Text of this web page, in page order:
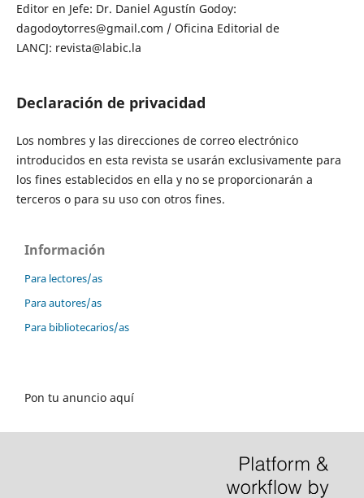
Editor en Jefe: Dr. Daniel Agustín Godoy:
dagodoytorres@gmail.com / Oficina Editorial de
LANCJ: revista@labic.la
Declaración de privacidad
Los nombres y las direcciones de correo electrónico
introducidos en esta revista se usarán exclusivamente para
los fines establecidos en ella y no se proporcionarán a
terceros o para su uso con otros fines.
Información
Para lectores/as
Para autores/as
Para bibliotecarios/as
Pon tu anuncio aquí